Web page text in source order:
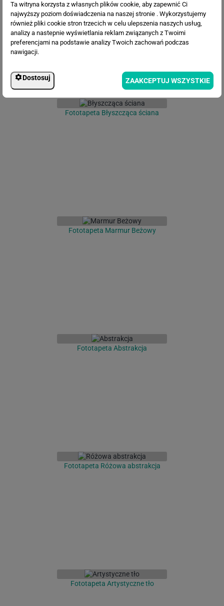
Fototapeta Błyszcząca ściana
Fototapeta Marmur Beżowy
Fototapeta Abstrakcja
Fototapeta Różowa abstrakcja
Fototapeta Artystyczne tło
Ta witryna korzysta z własnych plików cookie, aby zapewnić Ci
najwyższy poziom doświadczenia na naszej stronie . Wykorzystujemy
również pliki cookie stron trzecich w celu ulepszenia naszych usług,
analizy a nastepnie wyświetlania reklam związanych z Twoimi
preferencjami na podstawie analizy Twoich zachowań podczas
nawigacji.
Dostosuj ZAAKCEPTUJ WSZYSTKIE